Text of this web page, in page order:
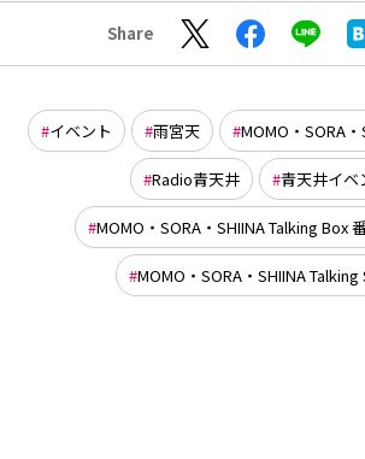
Share
イベント 雨宮天 MOMO・SORA
Radio青天井 青天井イベ
MOMO・SORA・SHIINA Talking Box
MOMO・SORA・SHIINA